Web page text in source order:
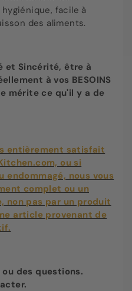
hygiénique, facile à
des aliments.
et Sincérité, être à
à vos BESOINS
mérite ce qu'il y a de
entièrement satisfait
ou si
nous vous
complet ou un
non pas par un produit
article provenant de
ou des questions.